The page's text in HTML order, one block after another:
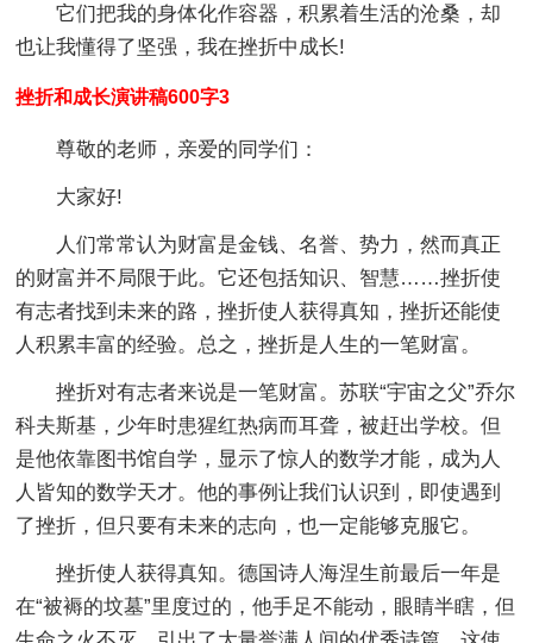
它们把我的身体化作容器，积累着生活的沧桑，却
也让我懂得了坚强，我在挫折中成长!
挫折和成长演讲稿600字3
尊敬的老师，亲爱的同学们：
大家好!
人们常常认为财富是金钱、名誉、势力，然而真正
的财富并不局限于此。它还包括知识、智慧……挫折使
有志者找到未来的路，挫折使人获得真知，挫折还能使
人积累丰富的经验。总之，挫折是人生的一笔财富。
挫折对有志者来说是一笔财富。苏联“宇宙之父”乔尔
科夫斯基，少年时患猩红热病而耳聋，被赶出学校。但
是他依靠图书馆自学，显示了惊人的数学才能，成为人
人皆知的数学天才。他的事例让我们认识到，即使遇到
了挫折，但只要有未来的志向，也一定能够克服它。
挫折使人获得真知。德国诗人海涅生前最后一年是
在“被褥的坟墓”里度过的，他手足不能动，眼睛半瞎，但